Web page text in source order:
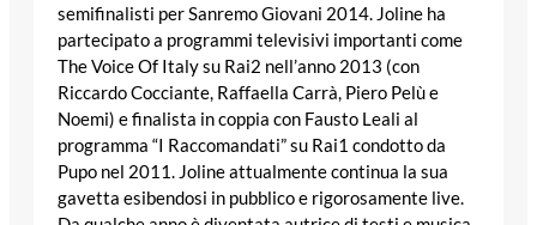
semifinalisti per Sanremo Giovani 2014. Joline ha
partecipato a programmi televisivi importanti come
The Voice Of Italy su Rai2 nell’anno 2013 (con
Riccardo Cocciante, Raffaella Carrà, Piero Pelù e
Noemi) e finalista in coppia con Fausto Leali al
programma “I Raccomandati” su Rai1 condotto da
Pupo nel 2011. Joline attualmente continua la sua
gavetta esibendosi in pubblico e rigorosamente live.